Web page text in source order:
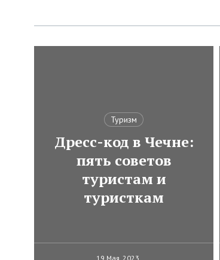
Туризм
Дресс-код в Чечне:
пять советов
туристам и
туристкам
19 Мая, 2023